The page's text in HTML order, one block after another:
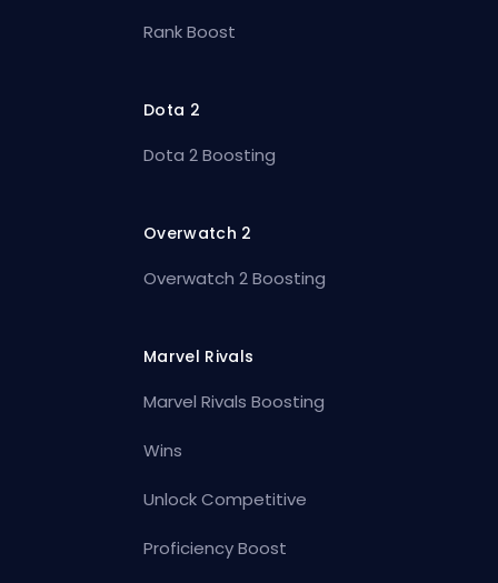
Rank Boost
Dota 2
Dota 2 Boosting
Overwatch 2
Overwatch 2 Boosting
Marvel Rivals
Marvel Rivals Boosting
Wins
Unlock Competitive
Proficiency Boost